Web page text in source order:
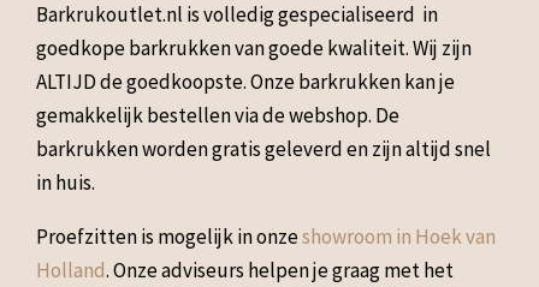
Barkrukoutlet.nl is volledig gespecialiseerd in
goedkope barkrukken van goede kwaliteit. Wij zijn
ALTIJD de goedkoopste. Onze barkrukken kan je
gemakkelijk bestellen via de webshop. De
barkrukken worden gratis geleverd en zijn altijd snel
in huis.
Proefzitten is mogelijk in onzeshowroom in Hoek van
Holland. Onze adviseurs helpen je graag met het